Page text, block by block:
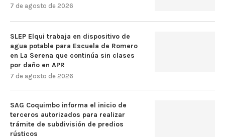
7 de agosto de 2026
SLEP Elqui trabaja en dispositivo de
agua potable para Escuela de Romero
en La Serena que continúa sin clases
por daño en APR
7 de agosto de 2026
SAG Coquimbo informa el inicio de
terceros autorizados para realizar
trámite de subdivisión de predios
rústicos